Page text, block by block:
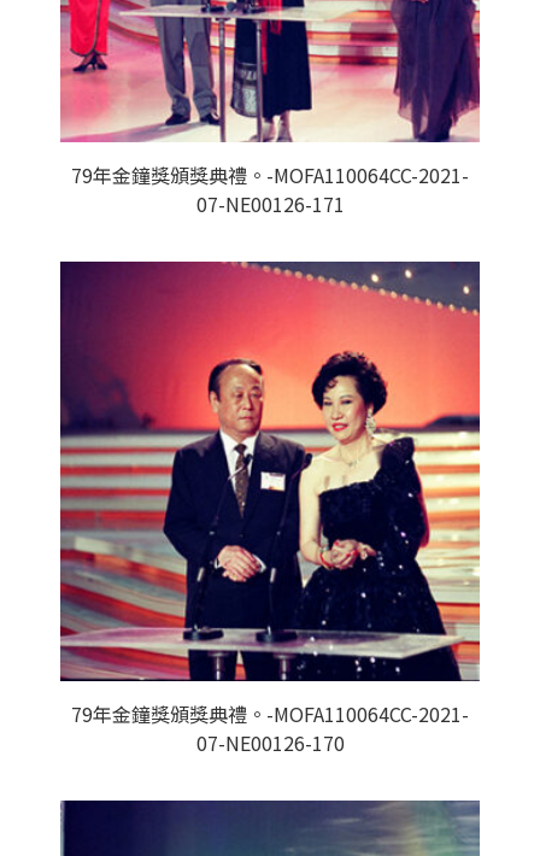
79年金鐘獎頒獎典禮。-MOFA110064CC-2021-
07-NE00126-171
79年金鐘獎頒獎典禮。-MOFA110064CC-2021-
07-NE00126-170